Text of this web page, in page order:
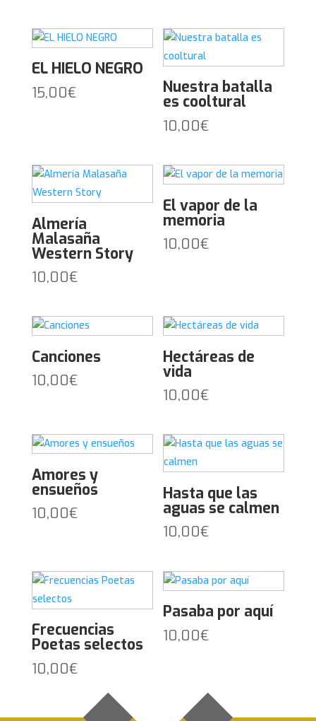
EL HIELO NEGRO
15,00€ Nuestra batalla
es cooltural
10,00€
Almería
Malasaña
Western Story
10,00€
El vapor de la
memoria
10,00€
Canciones
10,00€
Hectáreas de
vida
10,00€
Amores y
ensueños
10,00€
Hasta que las
aguas se calmen
10,00€
Frecuencias
Poetas selectos
10,00€
Pasaba por aquí
10,00€